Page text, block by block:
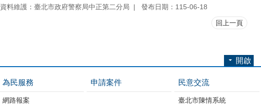
資料維護：臺北市政府警察局中正第二分局 發布日期：115-06-18
回上一頁
開啟
為民服務
網路報案
申請案件 民意交流
臺北市陳情系統